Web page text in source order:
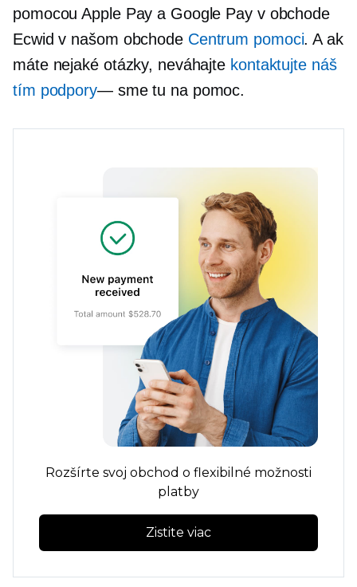
pomocou Apple Pay a Google Pay v obchode
Ecwid v našom obchode Centrum pomoci. A ak
máte nejaké otázky, neváhajte kontaktujte náš
tím podpory— smetu na pomoc.
Rozšírte svoj obchod o flexibilné možnosti
platby
Zistite viac